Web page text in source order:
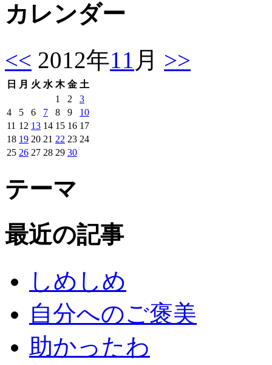
カレンダー
<< 2012年11 月 >>
日 月 火 水 木 金 土
1
2
3
4
5 6 7 8 9
10
11 12 13 14 15 16 17
18 19 20 21 22 23 24
25 26 27 28 29 30
テーマ
最近の記事
しめしめ
自分へのご褒美
助かったわ